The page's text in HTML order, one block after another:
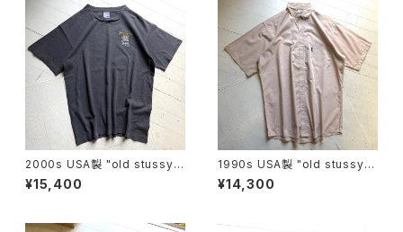
2000s USA製 "old stussy"
S/S T-shirt
¥15,400
1990s USA製 "old stussy"
S/S shirt
¥14,300